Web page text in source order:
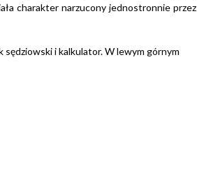
charakter narzucony jednostronnie przez